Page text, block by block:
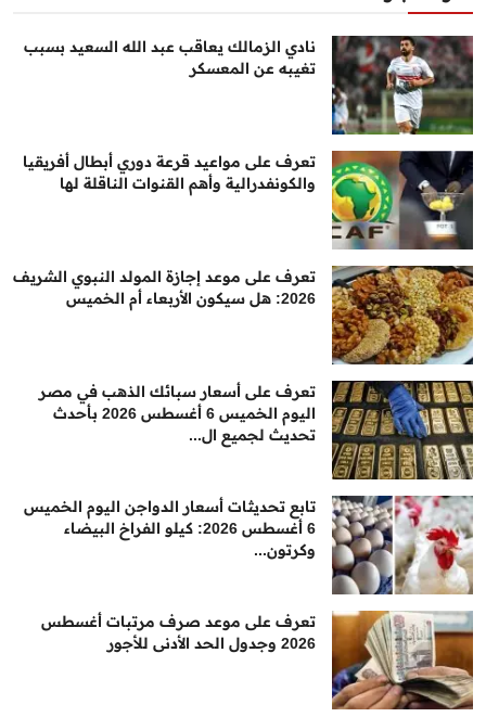
نادي الزمالك يعاقب عبد الله السعيد بسبب
تغيبه عن المعسكر
تعرف على مواعيد قرعة دوري أبطال أفريقيا
والكونفدرالية وأهم القنوات الناقلة لها
تعرف على موعد إجازة المولد النبوي الشريف
2026: هل سيكون الأربعاء أم الخميس
تعرف على أسعار سبائك الذهب في مصر
اليوم الخميس 6 أغسطس 2026 بأحدث
تحديث لجميع ال...
تابع تحديثات أسعار الدواجن اليوم الخميس
6 أغسطس 2026: كيلو الفراخ البيضاء
وكرتون...
تعرف على موعد صرف مرتبات أغسطس
2026 وجدول الحد الأدنى للأجور